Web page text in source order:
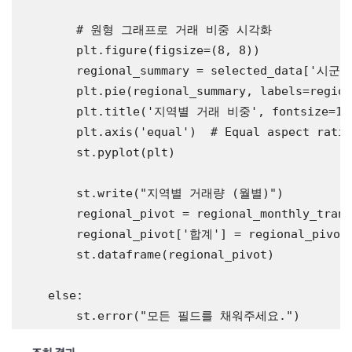
# 원형 그래프로 거래 비중 시각화
        plt.figure(figsize=(8, 8))
        regional_summary = selected_data[
'시군
plt.pie(regional_summary,
        plt.title(
'지역별 거래 비중' ,
        plt.axis(
'equal' ) # Equal aspect
        st.pyplot(plt)
        st.write(
"지역별 거래량 (월별)" )
regional_pivot =
        regional_pivot[
'합계' ] =
        st.dataframe(regional_pivot)
else:
        st.error(
"모든 필드를 채워주세요." )